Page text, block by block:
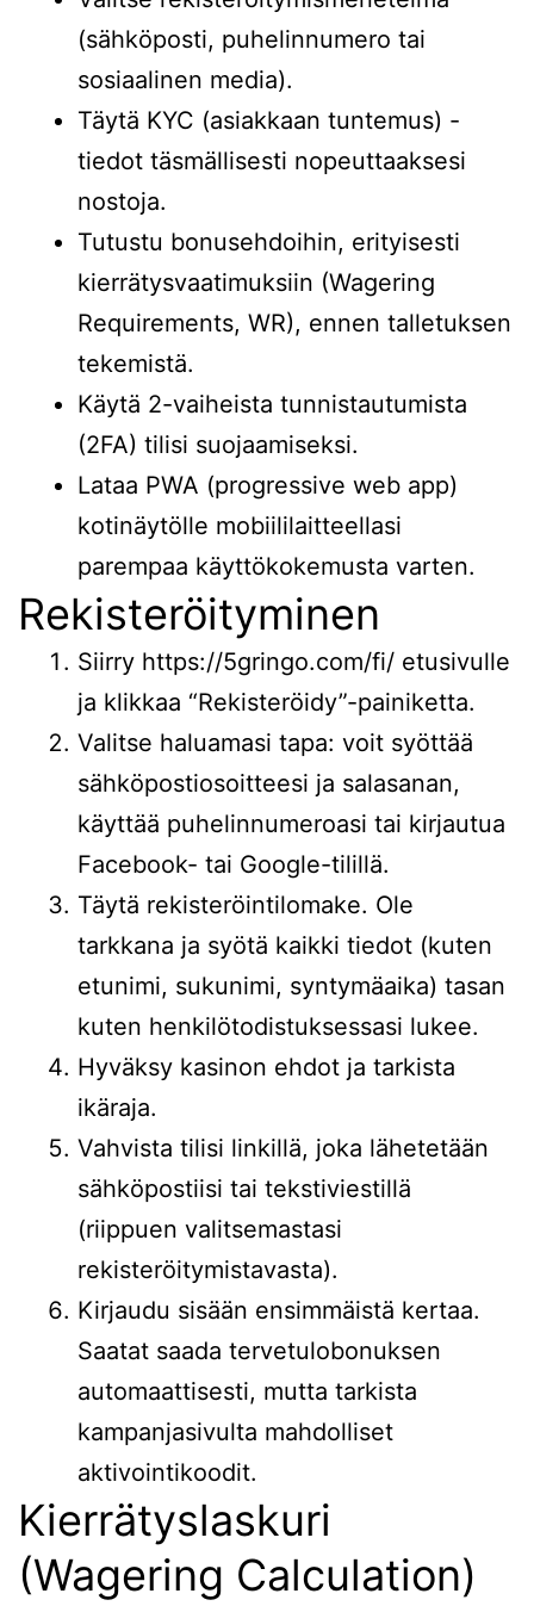
(sähköposti, puhelinnumero tai
sosiaalinen media).
Täytä KYC (asiakkaan tuntemus) -
tiedot täsmällisesti nopeuttaaksesi
nostoja.
Tutustu bonusehdoihin, erityisesti
kierrätysvaatimuksiin (Wagering
Requirements, WR), ennen talletuksen
tekemistä.
Käytä 2-vaiheista tunnistautumista
(2FA) tilisi suojaamiseksi.
Lataa PWA (progressive web app)
kotinäytölle mobiililaitteellasi
parempaa käyttökokemusta varten.
Rekisteröityminen
Siirry https://5gringo.com/fi/ etusivulle
ja klikkaa “Rekisteröidy”-painiketta.
Valitse haluamasi tapa: voit syöttää
sähköpostiosoitteesi ja salasanan,
käyttää puhelinnumeroasi tai kirjautua
Facebook- tai Google-tilillä.
Täytä rekisteröintilomake. Ole
tarkkana ja syötä kaikki tiedot (kuten
etunimi, sukunimi, syntymäaika) tasan
kuten henkilötodistuksessasi lukee.
Hyväksy kasinon ehdot ja tarkista
ikäraja.
Vahvista tilisi linkillä, joka lähetetään
sähköpostiisi tai tekstiviestillä
(riippuen valitsemastasi
rekisteröitymistavasta).
Kirjaudu sisään ensimmäistä kertaa.
Saatat saada tervetulobonuksen
automaattisesti, mutta tarkista
kampanjasivulta mahdolliset
aktivointikoodit.
Kierrätyslaskuri
(Wagering Calculation)